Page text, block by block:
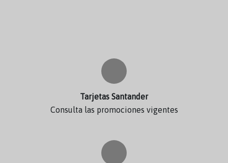
Tarjetas Santander
Consulta las promociones vigentes